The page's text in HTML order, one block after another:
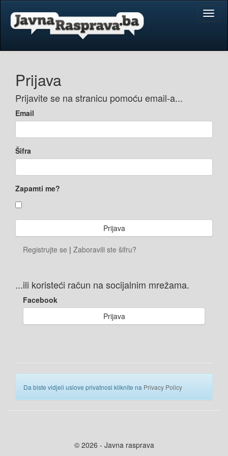
Prijava
Prijavite se na stranicu pomoću email-a...
Email
Šifra
Zapamti me?
Registrujte se | Zaboravili ste šifru?
...ili koristeći račun na socijalnim mrežama.
Facebook
Prijava
Da biste vidjeli uslove privatnosi kliknite na Privacy Policy
© 2026 - Javna rasprava